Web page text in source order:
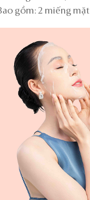
gồm: 2 miếng